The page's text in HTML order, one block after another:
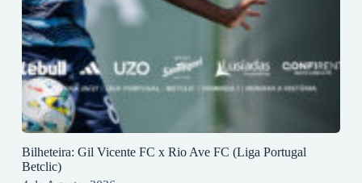
Bilheteira: Gil Vicente FC x Rio Ave FC (Liga Portugal
Betclic)